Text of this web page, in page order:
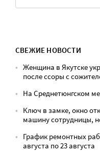
СВЕЖИЕ НОВОСТИ
Женщина в Якутске
после ссоры с
На Среднетюнгском
Ключ в замке, окно
машину сотрудницы,
График ремонтных
августа по 23 августа